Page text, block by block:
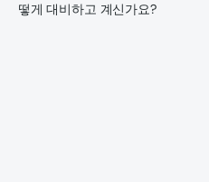
떻게 대비하고 계신가요?